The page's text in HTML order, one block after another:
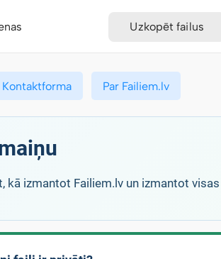
Uzkopēt failus
Kontaktforma Par Failiem.lv
izmantot Failiem.lv un izmantot